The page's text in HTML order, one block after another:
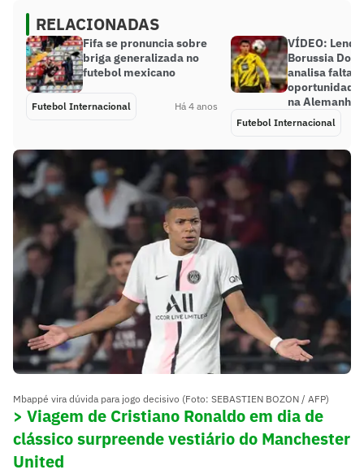
RELACIONADAS
Fifa se pronuncia sobre
briga generalizada no
futebol mexicano
Futebol Internacional Há 4 anos
VÍDEO:
Borussia
analisa falta
na Alemanha
Futebol Internacional
Mbappé vira dúvida para jogo decisivo (Foto: SEBASTIEN BOZON / AFP)
> Viagem de Cristiano Ronaldo em dia de
clássico surpreende vestiário do Manchester
United